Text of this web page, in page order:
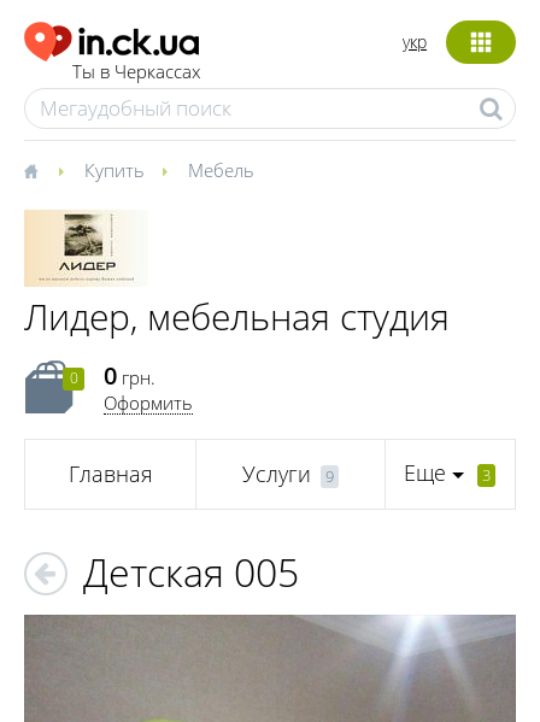
Ты в Черкассах
укр
Купить Мебель
Лидер, мебельная студия
0 0 грн.
Оформить
Главная Услуги 9 Еще 3
Детская 005